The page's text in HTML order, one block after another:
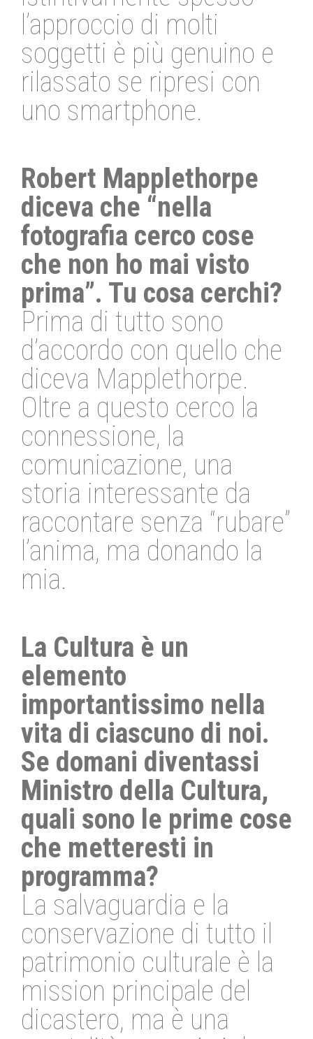
l’approccio di molti
soggetti è più genuino e
rilassato se ripresi con
uno smartphone.
Robert Mapplethorpe
diceva che “nella
fotografia cerco cose
che non ho mai visto
prima”. Tu cosa cerchi?
Prima di tutto sono
d’accordo con quello che
diceva Mapplethorpe.
Oltre a questo cerco la
connessione, la
comunicazione, una
storia interessante da
raccontare senza “rubare”
l’anima, ma donando la
mia.
La Cultura è un
elemento
importantissimo nella
vita di ciascuno di noi.
Se domani diventassi
Ministro della Cultura,
quali sono le prime cose
che metteresti in
programma?
La salvaguardia e la
conservazione di tutto il
patrimonio culturale è la
mission principale del
dicastero, ma è una